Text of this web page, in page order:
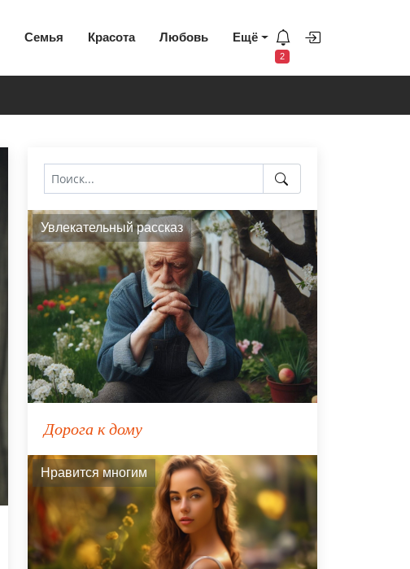
Семья Красота Любовь Ещё
2
Увлекательный рассказ
Дорога к дому
Нравится многим